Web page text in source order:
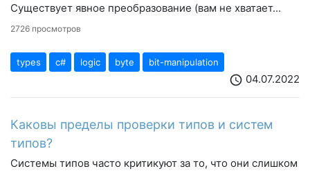
Существует явное преобразование (вам не хватает...
2726 просмотров
types c# logic byte bit-manipulation
schedule 04.07.2022
Каковы пределы проверки типов и систем
типов?
Системы типов часто критикуют за то, что они слишком